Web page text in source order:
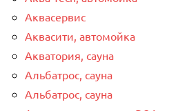
Аквасервис
Аквасити, автомойка
Акватория, сауна
Альбатрос, сауна
Альбатрос, сауна